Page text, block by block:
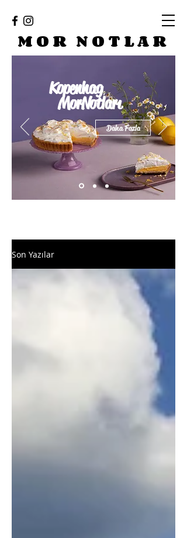
MOR NOTLAR
Kopenhag
MorNotları
Daha Fazla
Son Yazılar